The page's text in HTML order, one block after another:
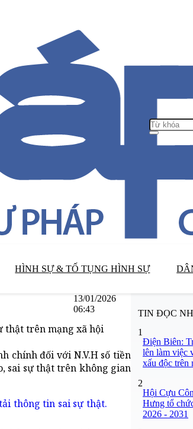
HÌNH SỰ & TỐ TỤNG HÌNH SỰ
13/01/2026
06:43
thật trên mạng xã hội
chính đối với N.V.H số tiền
sai sự thật trên không gian
TIN ĐỌC
1
Điện Biên:
lên làm việc
xấu độc trên
2
Hội Cựu
Hưng tổ
2026 - 2031